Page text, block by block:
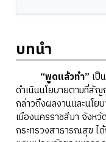
บทนำ
“พูดแล้วทำ” เป็
ดำเนินนโยบายตามที่สั
กล่าวถึงผลงานและนโย
เมืองนครราชสีมา จังห
กระทรวงสาธารณสุข ไ